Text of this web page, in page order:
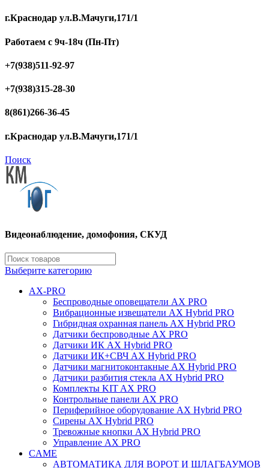
г.Краснодар ул.В.Мачуги,171/1
Работаем с 9ч-18ч (Пн-Пт)
+7(938)511-92-97
+7(938)315-28-30
8(861)266-36-45
г.Краснодар ул.В.Мачуги,171/1
Поиск
Видеонаблюдение, домофония, СКУД
Выберите категорию
AX-PRO
Беспроводные оповещатели AX PRO
Вибрационные извещатели AX Hybrid PRO
Гибридная охранная панель AX Hybrid PRO
Датчики беспроводные AX PRO
Датчики ИК AX Hybrid PRO
Датчики ИК+СВЧ AX Hybrid PRO
Датчики магнитоконтакные AX Hybrid PRO
Датчики разбития стекла AX Hybrid PRO
Комплекты KIT AX PRO
Контрольные панели AX PRO
Периферийное оборудование AX Hybrid PRO
Сирены AX Hybrid PRO
Тревожные кнопки AX Hybrid PRO
Управление AX PRO
CAME
АВТОМАТИКА ДЛЯ ВОРОТ И ШЛАГБАУМОВ